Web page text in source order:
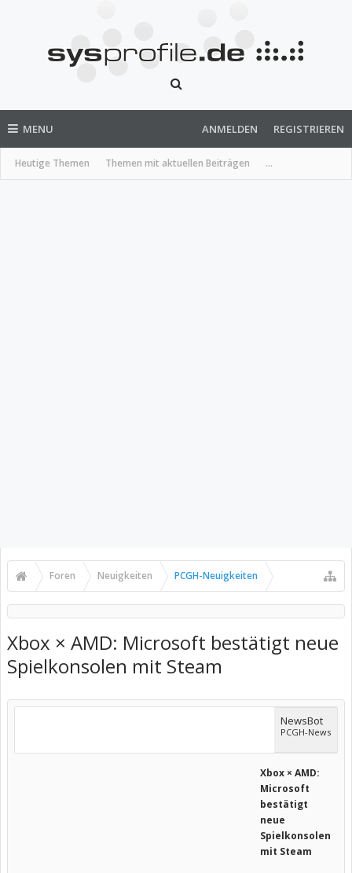
MENU
Heutige Themen Themen mit aktuellen Beiträgen ...
ANMELDEN REGISTRIEREN
Foren Neuigkeiten PCGH-Neuigkeiten
Xbox × AMD: Microsoft bestätigt neue
Spielkonsolen mit Steam
NewsBot
PCGH-News
Xbox × AMD:
Microsoft
bestätigt
neue
Spielkonsolen
mit Steam